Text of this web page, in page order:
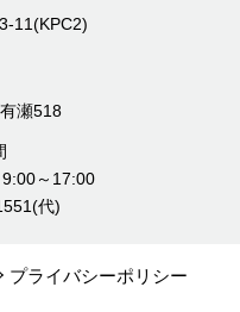
11(KPC2)
瀬518
～17:00
代)
プライバシーポリシー